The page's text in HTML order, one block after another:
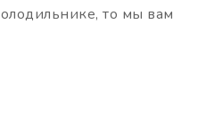
то мы вам